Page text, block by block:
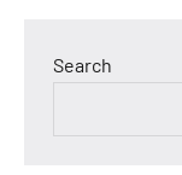
Search